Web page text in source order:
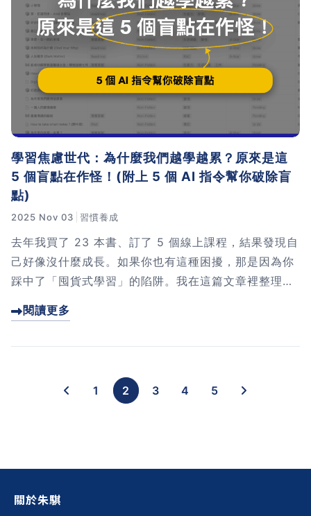
學習焦慮世代：為什麼我們越學越累？原來是這
5 個盲點在作怪！(附上 5 個 AI 指令幫你破除盲
點)
2025 Nov 03 習慣養成
去年我買了 23 本書、訂了 5 個線上課程，結果發現自
己好像沒什麼成長。如果你也有這種困擾，那是因為你
踩中了「囤貨式學習」的陷阱。我在這篇文章裡整理了
練，把知識真正用出來、看見自己的進步。想改變「學
閱讀更多
1 2 3 4 5
關於朱騏